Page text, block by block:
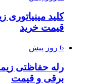
قیمت خرید
6 روز پیش
رله حفاظتی
برقی و قیمت